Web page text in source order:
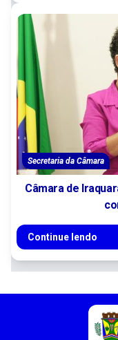
Secretaria da Câmara
Câmara de
Continue lendo